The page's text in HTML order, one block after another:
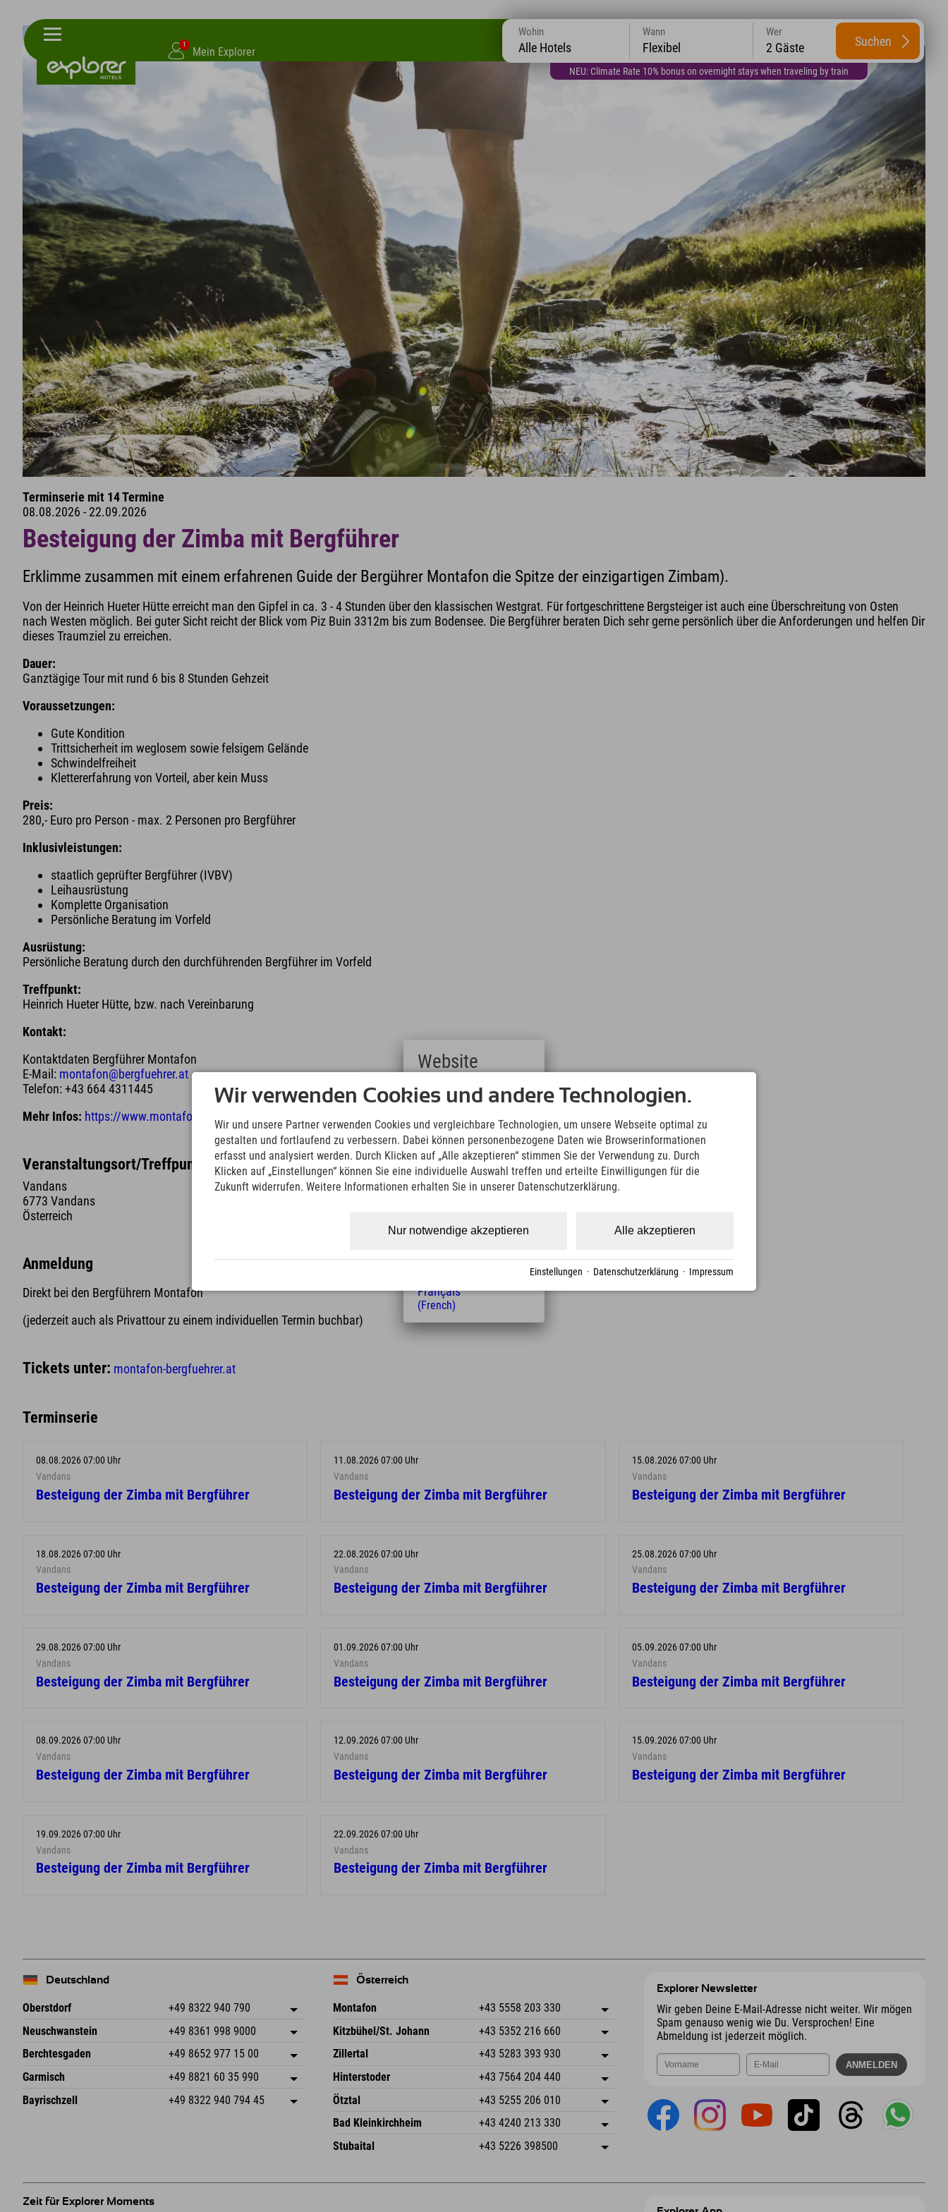
1
Mein Explorer
NEU: Climate Rate 10% bonus on overnight stays when traveling by train
Wohin
Alle Hotels
Wann
Flexibel
Wer
2 Gäste Suchen
Terminserie mit 14 Termine
08.08.2026 - 22.09.2026
Besteigung der Zimba mit Bergführer
Erklimme zusammen mit einem erfahrenen Guide der Bergührer Montafon die Spitze der einzigartigen Zimbam).
Von der Heinrich Hueter Hütte erreicht man den Gipfel in ca. 3 - 4 Stunden über den klassischen Westgrat. Für fortgeschrittene Bergsteiger ist auch eine Überschreitung von Osten
nach Westen möglich. Bei guter Sicht reicht der Blick vom Piz Buin 3312m bis zum Bodensee. Die Bergführer beraten Dich sehr gerne persönlich über die Anforderungen und helfen Dir
dieses Traumziel zu erreichen.
Dauer:
Ganztägige Tour mit rund 6 bis 8 Stunden Gehzeit
Voraussetzungen:
Gute Kondition
Trittsicherheit im weglosem sowie felsigem Gelände
Schwindelfreiheit
Klettererfahrung von Vorteil, aber kein Muss
Preis:
280,- Euro pro Person - max. 2 Personen pro Bergführer
Inklusivleistungen:
staatlich geprüfter Bergführer (IVBV)
Leihausrüstung
Komplette Organisation
Persönliche Beratung im Vorfeld
Ausrüstung:
Persönliche Beratung durch den durchführenden Bergführer im Vorfeld
Treffpunkt:
Heinrich Hueter Hütte, bzw. nach Vereinbarung
Kontakt:
Kontaktdaten Bergführer Montafon
E-Mail: montafon@bergfuehrer.at
Telefon: +43 664 4311445
Mehr Infos: https://www.montafon-bergfuehrer.at
Veranstaltungsort/Treffpunkt
Vandans
6773 Vandans
Österreich
Anmeldung
Direkt bei den Bergführern Montafon
(jederzeit auch als Privattour zu einem individuellen Termin buchbar)
Tickets unter: montafon-bergfuehrer.at
Terminserie
08.08.2026 07:00 Uhr
Vandans
Besteigung der Zimba mit Bergführer
11.08.2026 07:00 Uhr
Vandans
Besteigung der Zimba mit Bergführer
15.08.2026 07:00 Uhr
Vandans
Besteigung der Zimba mit Bergführer
18.08.2026 07:00 Uhr
Vandans
Besteigung der Zimba mit Bergführer
22.08.2026 07:00 Uhr
Vandans
Besteigung der Zimba mit Bergführer
25.08.2026 07:00 Uhr
Vandans
Besteigung der Zimba mit Bergführer
29.08.2026 07:00 Uhr
Vandans
Besteigung der Zimba mit Bergführer
01.09.2026 07:00 Uhr
Vandans
Besteigung der Zimba mit Bergführer
05.09.2026 07:00 Uhr
Vandans
Besteigung der Zimba mit Bergführer
08.09.2026 07:00 Uhr
Vandans
Besteigung der Zimba mit Bergführer
12.09.2026 07:00 Uhr
Vandans
Besteigung der Zimba mit Bergführer
15.09.2026 07:00 Uhr
Vandans
Besteigung der Zimba mit Bergführer
19.09.2026 07:00 Uhr
Vandans
Besteigung der Zimba mit Bergführer
22.09.2026 07:00 Uhr
Vandans
Besteigung der Zimba mit Bergführer
Deutschland
Oberstdorf +49 8322 940 790
An der Breitach 3
Deutschland
Adresse speichern
Buchen
Neuschwanstein +49 8361 998 9000
An der Riese 45
87484 Nesselwang im Allgäu
Deutschland
Adresse speichern
Buchen
Berchtesgaden +49 8652 977 15 00
Hofreitstr. 7
Deutschland
Adresse speichern
Buchen
Garmisch +49 8821 60 35 990
Frickenstraße 22
82490 Farchant
Adresse speichern
Bayrischzell +49 8322 940 794 45
Österreich
Montafon +43 5558 203 330
Dorfstr. 127b
6793 Gaschurn/Montafon
Österreich
Adresse speichern
Buchen
Kitzbühel/St. Johann +43 5352 216 660
Speckbacherstraße 87
Österreich
Adresse speichern
Buchen
Zillertal +43 5283 393 930
Schmiedau 2
Österreich
Adresse speichern
Buchen
Hinterstoder +43 7564 204 440
Freizeitpark 10
Österreich
Adresse speichern
Buchen
Ötztal +43 5255 206 010
Gscheat 14
Österreich
Adresse speichern
Buchen
Bad Kleinkirchheim +43 4240 213 330
Dorfstraße 24
Adresse speichern
Mail senden
Stubaital +43 5226 398500
Explorer Newsletter
Wir geben Deine E-Mail-Adresse nicht weiter. Wir mögen
Spam genauso wenig wie Du. Versprochen! Eine
Abmeldung ist jederzeit möglich.
Zeit für Explorer Moments
Wir verwenden Cookies und andere Technologien.
Wir und unsere Partner verwenden Cookies und vergleichbare Technologien, um unsere Webseite optimal zu
gestalten und fortlaufend zu verbessern. Dabei können personenbezogene Daten wie Browserinformationen
erfasst und analysiert werden. Durch Klicken auf „Alle akzeptieren“ stimmen Sie der Verwendung zu. Durch
Klicken auf „Einstellungen“ können Sie eine individuelle Auswahl treffen und erteilte Einwilligungen für die
Zukunft widerrufen. Weitere Informationen erhalten Sie in unserer Datenschutzerklärung.
Alle akzeptieren
Nur notwendige akzeptieren
Einstellungen · Datenschutzerklärung · Impressum
Website
Deutsch
(German)
English
(English)
Italiano
(Italian)
Čeština
(Czech)
Magyar
Nederlands
Français
(French)